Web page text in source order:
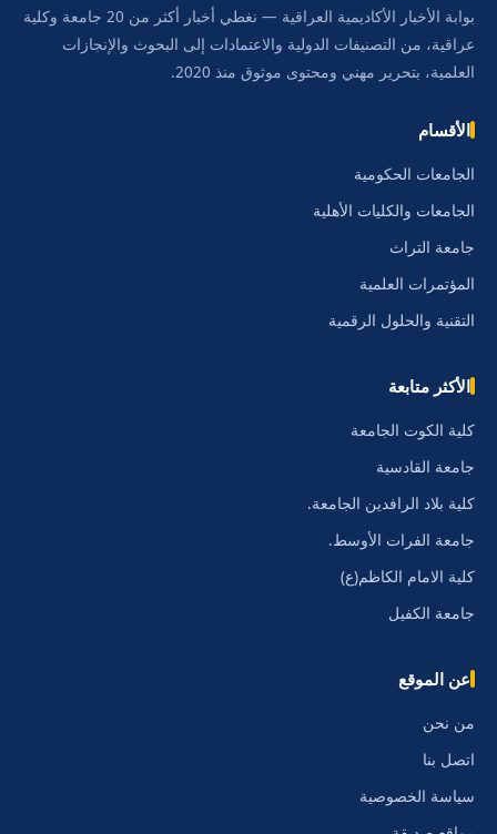
بوابة الأخبار الأكاديمية العراقية — نغطي أخبار أكثر من 20 جامعة وكلية
عراقية، من التصنيفات الدولية والاعتمادات إلى البحوث والإنجازات
العلمية، بتحرير مهني ومحتوى موثوق منذ 2020.
الأقسام
الجامعات الحكومية
الجامعات والكليات الأهلية
جامعة التراث
المؤتمرات العلمية
التقنية والحلول الرقمية
الأكثر متابعة
كلية الكوت الجامعة
جامعة القادسية
كلية بلاد الرافدين الجامعة.
جامعة الفرات الأوسط.
كلية الامام الكاظم(ع)
جامعة الكفيل
عن الموقع
من نحن
اتصل بنا
سياسة الخصوصية